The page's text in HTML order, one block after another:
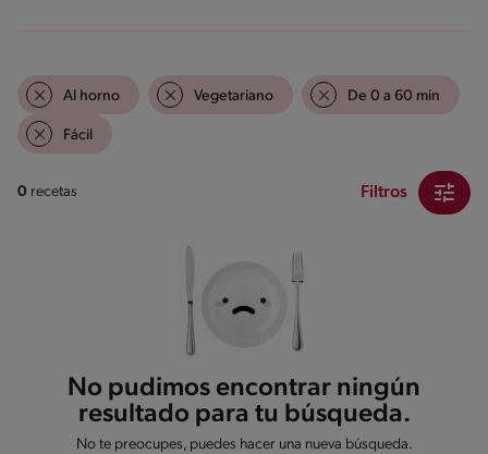
Al horno Vegetariano De 0 a 60 min
Fácil
0 recetas Filtros
No pudimos encontrar ningún
resultado para tu búsqueda.
No te preocupes, puedes hacer una nueva búsqueda.